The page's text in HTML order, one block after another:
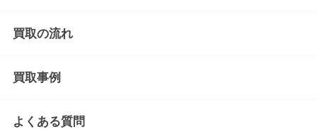
買取の流れ
買取事例
よくある質問